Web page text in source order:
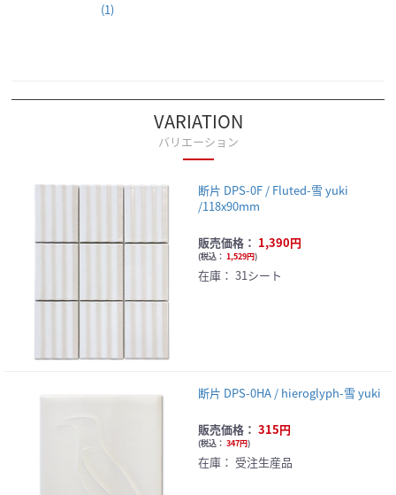
(1)
VARIATION
バリエーション
断片 DPS-0F / Fluted-雪 yuki
/118x90mm
販売価格： 1,390円
(税込： 1,529円)
在庫： 31シート
断片 DPS-0HA / hieroglyph-雪 yuki
販売価格： 315円
(税込： 347円)
在庫： 受注生産品